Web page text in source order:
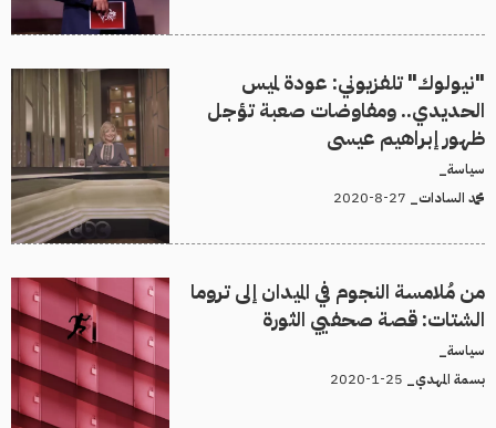
"نيولوك" تلفزيوني: عودة لميس
الحديدي.. ومفاوضات صعبة تؤجل
ظهور إبراهيم عيسى
سياسة_
محمد السادات_
من مُلامسة النجوم في الميدان إلى تروما
الشتات: قصة صحفيي الثورة
سياسة_
بسمة المهدي_